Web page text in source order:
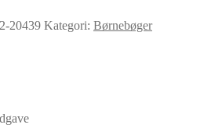
20439 Kategori: Børnebøger